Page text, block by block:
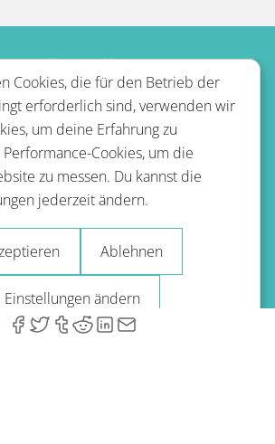
Erstattungsrichtlinie
Blog
GmbH. Alle Rechte vorbehalten.
Cookies, die für den Betrieb der
erforderlich sind, verwenden wir
um deine Erfahrung zu
Cookies, um die
zu messen. Du kannst die
jederzeit ändern.
Ablehnen
Einstellungen ändern